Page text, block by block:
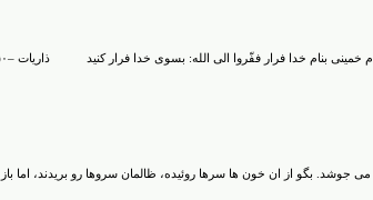
الله: بسوی خدا فرار کنید ذاریات –۵۰ زندگی فرار است، و انسان همواره در …
جوشد. بگو از ان خون ها سرها روئیده، ظالمان سروها رو بریدند، اما